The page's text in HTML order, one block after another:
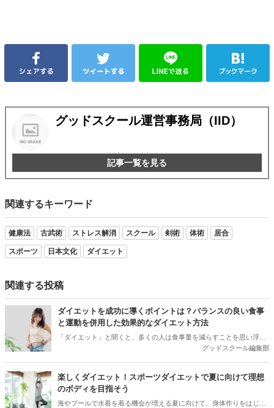
グッドスクール運営事務局（IID）
記事一覧を見る
関連するキーワード
健康法 古武術 ストレス解消 スクール 剣術 体術 居合
スポーツ 日本文化 ダイエット
関連する投稿
ダイエットを成功に導くポイントは？バランスの良い食事
と運動を併用した効果的なダイエット方法
「ダイエット」と聞くと、多くの人は食事量を減らすことを思い浮か
べるかもしれません。しかし、ダイエットにおいて本当に大切なの
は、単に体重を減らすことだけではなく、体の健康を維持しながら、
理想の体型を目指すことです。この記事では、食事の内容、タイミン
グ、量、間食の選び方、そして運動の取り入れ方など、効果的かつ健
康的にダイエットを成功させる方法を紹介します。
グッドスクール編集部
楽しくダイエット！スポーツダイエットで夏に向けて理想
のボディを目指そう
海やプールで水着を着る機会が増える夏に向けて、身体作りをはじめ